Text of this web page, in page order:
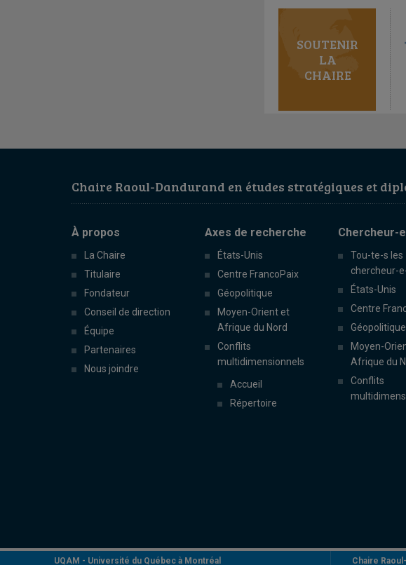
SOUTENIR
LA
CHAIRE
Chaire Raoul-Dandurand en études stratégiques et
À propos
La Chaire
Titulaire
Fondateur
Conseil de direction
Équipe
Partenaires
Nous joindre
Axes de recherche
États-Unis
Centre FrancoPaix
Géopolitique
Moyen-Orient et
Afrique du Nord
Conflits
multidimensionnels
Accueil
Répertoire
Chercheur-
Tou-te-s les
chercheur-
États-Unis
Centre
Géopolitique
Moyen-
Afrique du
Conflits
UQAM - Université du Québec à Montréal Chaire